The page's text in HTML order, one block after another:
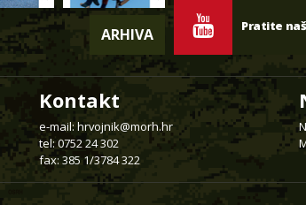
ARHIVA Pratite
Kontakt
e-mail: hrvojnik@morh.hr
tel: 0752 24 302
fax: 385 1/3784 322